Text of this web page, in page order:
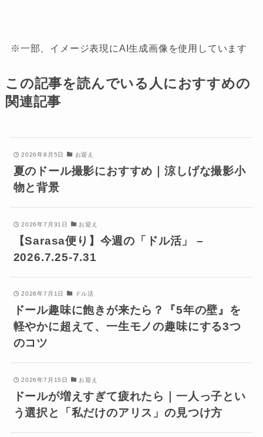
※一部、イメージ表現にAI生成画像を使用しています
この記事を読んでいる人におすすめの
関連記事
2026年8月5日 お迎え
夏のドール撮影におすすめ｜涼しげな撮影小
物と背景
2026年7月31日 お迎え
【Sarasa便り】今週の「ドル活」 –
2026.7.25-7.31
2026年7月1日 ドル活
ドール趣味に飽きが来たら？『5年の壁』を
軽やかに超えて、一生モノの趣味にする3つ
のコツ
2026年7月15日 お迎え
ドールが増えすぎて疲れたら｜一人っ子とい
う選択と「私だけのアリス」の見つけ方